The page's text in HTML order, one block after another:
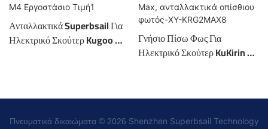
Ανταλλακτικά Superbsail Για
Ηλεκτρικό Σκούτερ Kugoo M4
Γνήσιο Πίσω Φως Για
Ηλεκτρικό Σκούτερ KuKirin G2
Πνευματικά δικαιώματα © 2026 Shenzhen Superbsail Technology